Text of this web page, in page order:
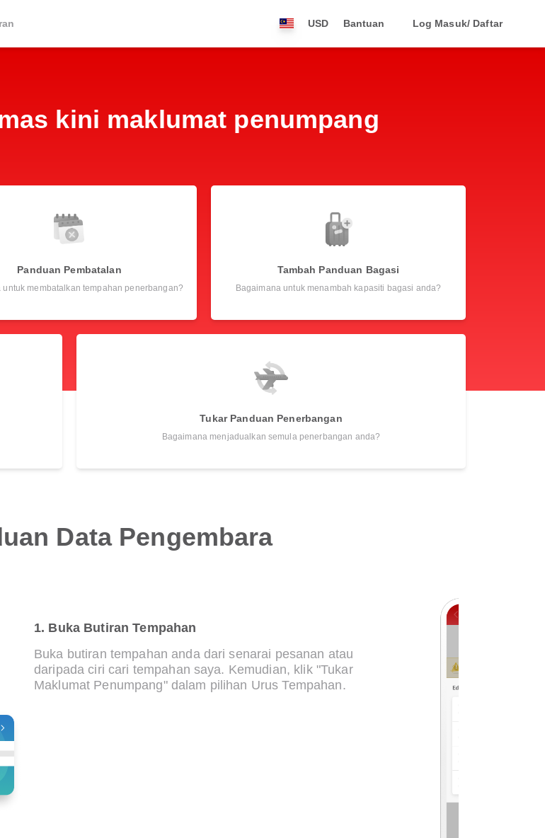
USD Bantuan Log Masuk/ Daftar
kini maklumat penumpang
Panduan Pembatalan
untuk membatalkan tempahan penerbangan?
Tambah Panduan Bagasi
Bagaimana untuk menambah kapasiti bagasi anda?
Tukar Panduan Penerbangan
Bagaimana menjadualkan semula penerbangan anda?
Data Pengembara
1. Buka Butiran Tempahan
Buka butiran tempahan anda dari senarai pesanan atau
daripada ciri cari tempahan saya. Kemudian, klik "Tukar
Maklumat Penumpang" dalam pilihan Urus Tempahan.